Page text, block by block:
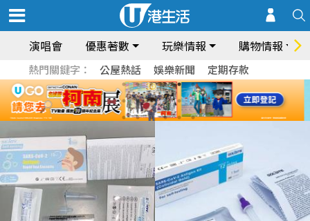
演唱會 優惠著數 玩樂情報 購物情報
熱門關鍵字： 公屋熱話 娛樂新聞 定期存款